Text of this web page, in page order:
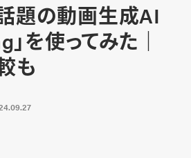
話題の動画生成AI
を使ってみた｜
も